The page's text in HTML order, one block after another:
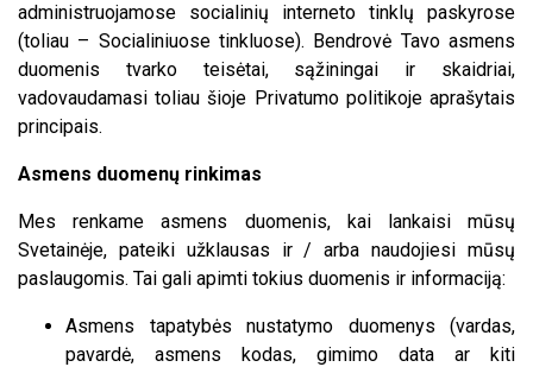
administruojamose socialinių interneto tinklų paskyrose
(toliau – Socialiniuose tinkluose). Bendrovė Tavo asmens
duomenis tvarko teisėtai, sąžiningai ir skaidriai,
vadovaudamasi toliau šioje Privatumo politikoje aprašytais
principais.
Asmens duomenų rinkimas
Mes renkame asmens duomenis, kai lankaisi mūsų
Svetainėje, pateiki užklausas ir / arba naudojiesi mūsų
paslaugomis. Tai gali apimti tokius duomenis ir informaciją:
Asmens tapatybės nustatymo duomenys (vardas,
pavardė, asmens kodas, gimimo data ar kiti